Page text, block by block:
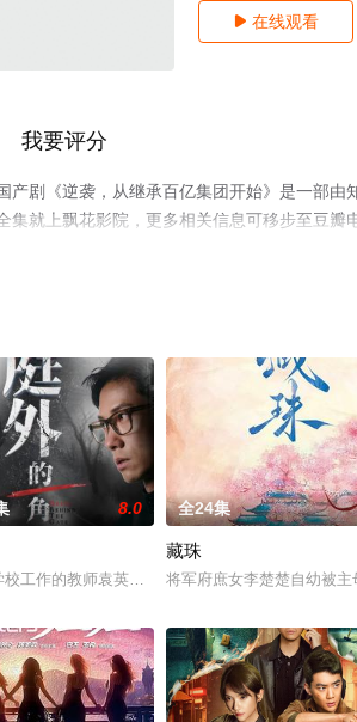
 在线观看
我要评分
产剧《逆袭，从继承百亿集团开始》是一部
集就上飘花影院，更多相关信息可移步至豆瓣
8.0
工作的教师袁英才（陈泂江饰）突然自杀。他的
全24集
藏珠
将军府庶女李楚楚自幼被